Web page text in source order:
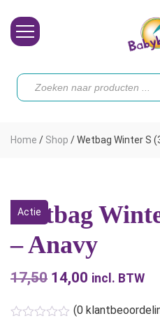
Toebehoren
Onze merken
Hoe begin ik?
Producten
zoeken
Home / Shop /Wetbag Winter S
Actie
Wetbag
– Anavy
17,50 Oorspronkelijke
was:
14,00 Huidige
incl. BTW
(0